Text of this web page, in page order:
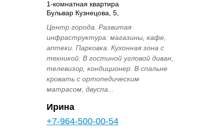
1-комнатная квартира
Бульвар Кузнецова, 5,
Центр города. Развитая
инфраструктура: магазины, кафе,
аптеки. Парковка. Кухонная зона с
техникой. В гостиной угловой диван,
телевизор, кондиционер. В спальне
кровать с ортопедическим
матрасом, двуспа...
Ирина
+7-964-500-00-54